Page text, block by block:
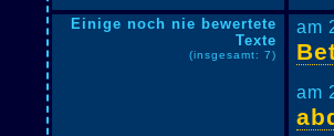
Einige noch nie bewertete
Texte
(insgesamt: 7)
am
am